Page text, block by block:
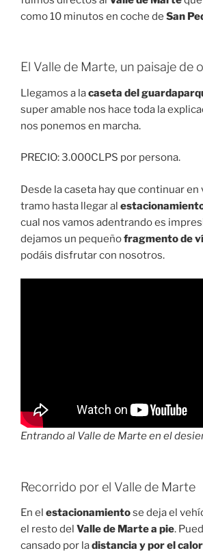
como 10 minutos en coche de San
El Valle de Marte, un paisaje de
Llegamos a lacaseta del
super amable nos hace toda la
nos ponemos en marcha.
PRECIO: 3.000CLPS por persona.
Desde la caseta hay que continuar
tramo hasta llegar al
cual nos vamos adentrando es
dejamos un pequeñofragmento de
podáis disfrutar con nosotros.
Entrando al Valle de Marte en el
Recorrido por el Valle de Marte
En el estacionamientose deja el
el resto del Valle de Marte a pie.
cansado por ladistancia y por el calor